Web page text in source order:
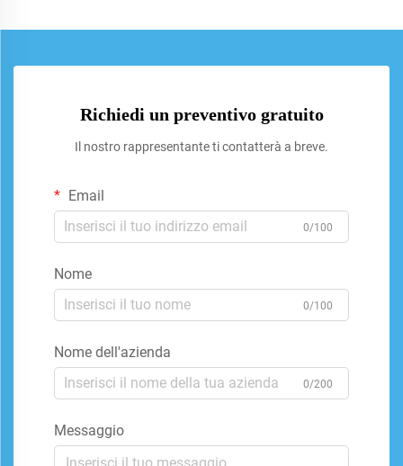
Richiedi un preventivo gratuito
Il nostro rappresentante ti contatterà a breve.
Email
0/100
Nome
0/100
Nome dell'azienda
0/200
Messaggio